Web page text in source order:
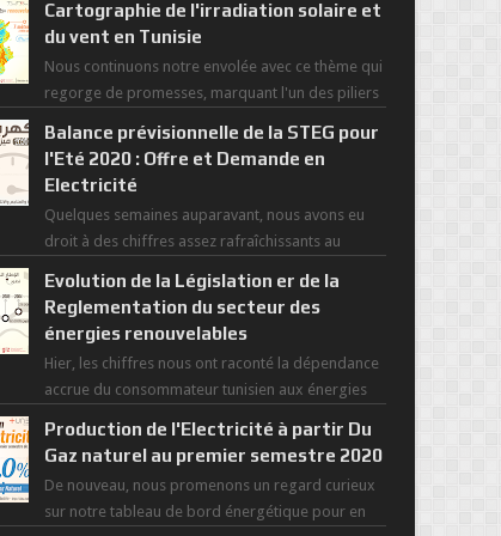
Cartographie de l'irradiation solaire et
du vent en Tunisie
Nous continuons notre envolée avec ce thème qui
regorge de promesses, marquant l'un des piliers
Balance prévisionnelle de la STEG pour
l'Eté 2020 : Offre et Demande en
Electricité
Quelques semaines auparavant, nous avons eu
droit à des chiffres assez rafraîchissants au
Evolution de la Législation er de la
Reglementation du secteur des
énergies renouvelables
Hier, les chiffres nous ont raconté la dépendance
accrue du consommateur tunisien aux énergies
Production de l'Electricité à partir Du
Gaz naturel au premier semestre 2020
De nouveau, nous promenons un regard curieux
sur notre tableau de bord énergétique pour en